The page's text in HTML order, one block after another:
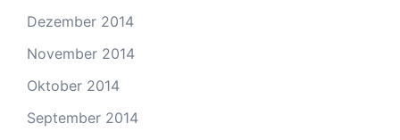
Dezember 2014
November 2014
Oktober 2014
September 2014